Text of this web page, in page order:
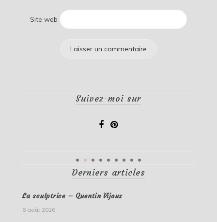
Site web
Suivez-moi sur
Derniers articles
La sculptrice – Quentin Vijoux
6 août 2026